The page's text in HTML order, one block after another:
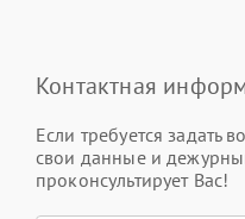
Контактная
Если требуется задать
свои данные и
проконсультирует Вас!